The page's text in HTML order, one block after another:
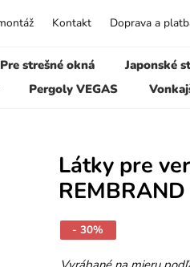
Pre strešné okná Japonské
Pergoly VEGAS
Kontakt Doprava a
Látky pre
REMBRAND
- 30%